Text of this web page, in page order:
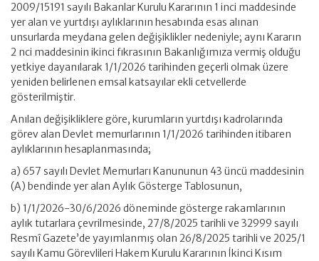
2009/15191 sayılı Bakanlar Kurulu Kararının 1 inci maddesinde
yer alan ve yurtdışı aylıklarının hesabında esas alınan
unsurlarda meydana gelen değişiklikler nedeniyle; aynı Kararın
2 nci maddesinin ikinci fıkrasının Bakanlığımıza vermiş olduğu
yetkiye dayanılarak 1/1/2026 tarihinden geçerli olmak üzere
yeniden belirlenen emsal katsayılar ekli cetvellerde
gösterilmiştir.
Anılan değişikliklere göre, kurumların yurtdışı kadrolarında
görev alan Devlet memurlarının 1/1/2026 tarihinden itibaren
aylıklarının hesaplanmasında;
a) 657 sayılı Devlet Memurları Kanununun 43 üncü maddesinin
(A) bendinde yer alan Aylık Gösterge Tablosunun,
b) 1/1/2026-30/6/2026 döneminde gösterge rakamlarının
aylık tutarlara çevrilmesinde, 27/8/2025 tarihli ve 32999 sayılı
Resmî Gazete’de yayımlanmış olan 26/8/2025 tarihli ve 2025/1
sayılı Kamu Görevlileri Hakem Kurulu Kararının İkinci Kısım